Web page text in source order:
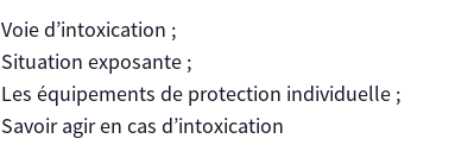
Voie d’intoxication ;
Situation exposante ;
Les équipements de protection individuelle ;
Savoir agir en cas d’intoxication